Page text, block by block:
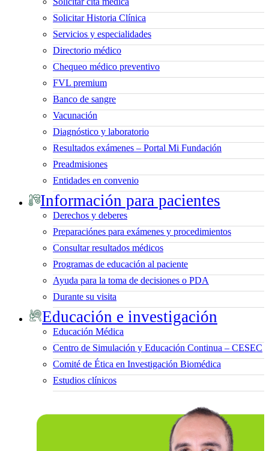
Solicitar Historia Clínica
Servicios y especialidades
Directorio médico
Chequeo médico preventivo
FVL premium
Banco de sangre
Vacunación
Diagnóstico y laboratorio
Resultados exámenes – Portal Mi Fundación
Preadmisiones
Entidades en convenio
Información para pacientes
Derechos y deberes
Preparaciónes para exámenes y procedimientos
Consultar resultados médicos
Programas de educación al paciente
Ayuda para la toma de decisiones o PDA
Durante su visita
Educación e investigación
Educación Médica
Centro de Simulación y Educación Continua – CESEC
Comité de Ética en Investigación Biomédica
Estudios clínicos